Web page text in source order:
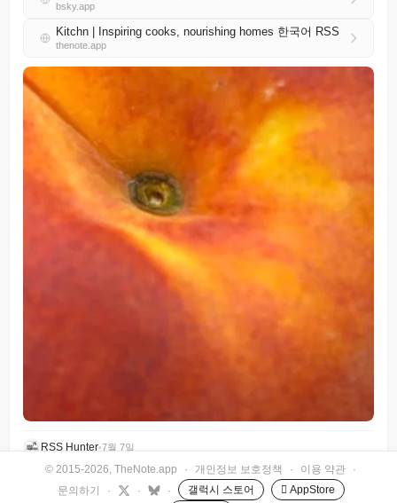
bsky.app
Kitchn | Inspiring cooks, nourishing homes 한국어 RSS
thenote.app
RSS Hunter•7월 7일
© 2015-2026, TheNote.app · 개인정보 보호정책 · 이용 약관
·
문의하기
· · · 갤럭시 스토어  AppStore